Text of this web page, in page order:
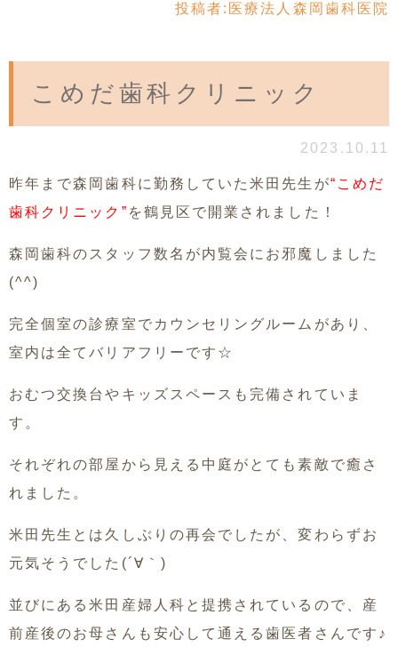
投稿者: 医療法人森岡歯科医院
こめだ歯科クリニック
2023.10.11
昨年まで森岡歯科に勤務していた米田先生が“こめだ
歯科クリニック” を鶴見区で開業されました！
森岡歯科のスタッフ数名が内覧会にお邪魔しました
(^^)
完全個室の診療室でカウンセリングルームがあり、
室内は全てバリアフリーです☆
おむつ交換台やキッズスペースも完備されていま
す。
それぞれの部屋から見える中庭がとても素敵で癒さ
れました。
米田先生とは久しぶりの再会でしたが、変わらずお
元気そうでした(´∀｀)
並びにある米田産婦人科と提携されているので、産
前産後のお母さんも安心して通える歯医者さんです♪